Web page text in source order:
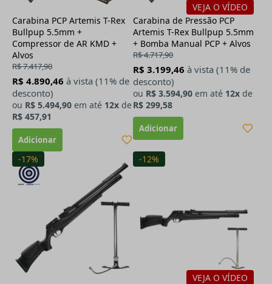
Carabina PCP Artemis T-Rex
Bullpup 5.5mm +
Compressor de AR KMD +
Alvos
R$ 7.417,90
R$ 4.890,46 à vista (11% de
desconto)
ou R$ 5.494,90 em até 12x de
R$ 457,91
VEJA O VÍDEO
Carabina de Pressão PCP
Artemis T-Rex Bullpup 5.5mm
+ Bomba Manual PCP + Alvos
R$ 4.717,90
R$ 3.199,46 à vista (11% de
desconto)
ou R$ 3.594,90 em até 12x de
R$ 299,58
-17% -12%
VEJA O VÍDEO